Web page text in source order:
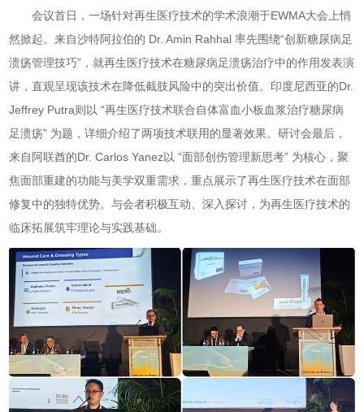
会议首日，一场针对再生医疗技术的学术浪潮于EWMA大会上悄
然掀起。来自沙特阿拉伯的 Dr. Amin Rahhal 率先围绕“创新糖尿病足
溃疡管理技巧”，就再生医疗技术在糖尿病足溃疡治疗中的作用发表演
讲，直观呈现该技术在降低截肢风险中的突出价值。印度尼西亚的Dr.
Jeffrey Putra则以 “再生医疗技术联合自体富血小板血浆治疗糖尿病
足溃疡” 为题，详细介绍了两项技术联用的显著效果。研讨会最后，
来自阿联酋的Dr. Carlos Yanez以 “面部创伤管理新思考” 为核心，聚
焦面部重建的功能与美学双重需求，重点展示了再生医疗技术在面部
修复中的独特优势。与会者积极互动、深入探讨，为再生医疗技术的
临床拓展筑牢理论与实践基础。